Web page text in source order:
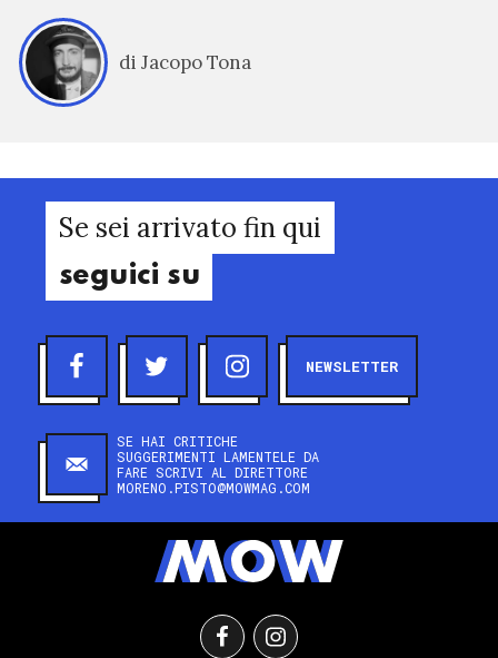
di Jacopo Tona
Se sei arrivato fin qui
seguici su
NEWSLETTER
SE HAI CRITICHE
SUGGERIMENTI LAMENTELE DA
FARE SCRIVI AL DIRETTORE
MORENO.PISTO@MOWMAG.COM